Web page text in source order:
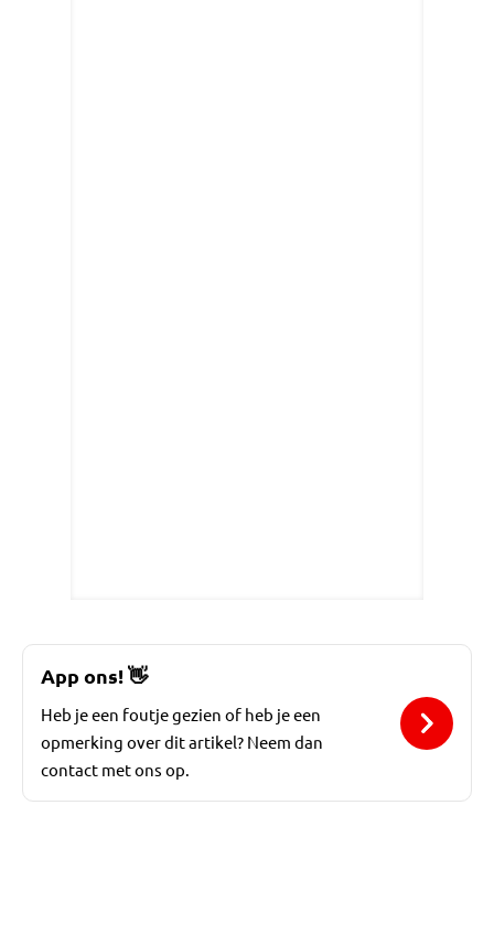
App ons!👋
Heb je een foutje gezien of heb je een
opmerking over dit artikel? Neem dan
contact met ons op.